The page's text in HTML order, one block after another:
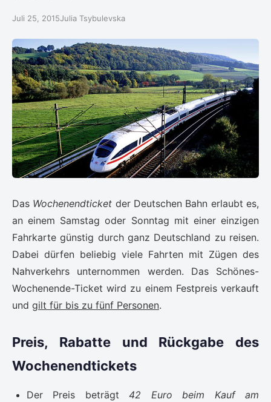
Juli 25, 2015Julia Tsybulevska
Das Wochenendticket der Deutschen Bahn erlaubt es,
an einem Samstag oder Sonntag mit einer einzigen
Fahrkarte günstig durch ganz Deutschland zu reisen.
Dabei dürfen beliebig viele Fahrten mit Zügen des
Nahverkehrs unternommen werden. Das Schönes-
Wochenende-Ticket wird zu einem Festpreis verkauft
und gilt für bis zu fünf Personen.
Preis, Rabatte und Rückgabe des
Wochenendtickets
Der Preis beträgt42 Euro beim Kauf am